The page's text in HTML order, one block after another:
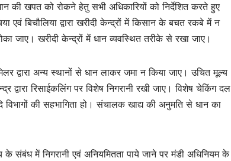
की खपत को रोकने हेतु सभी अधिकारियों को निर्देशित करते हुए
एवं बिचौलिया द्वारा खरीदी केन्द्रों में किसान के बचत रकबे में न
जाए। खरीदी केन्द्रों में धान व्यवस्थित तरीके से रखा जाए।
द्वारा अन्य स्थानों से धान लाकर जमा न किया जाए। उचित मूल्य
रिसाईकलिंग पर विशेष निगरानी रखी जाए। विशेष चेकिंग दल
की सहभागिता हो। संचालक खाद्य की अनुमति से धान का
के संबंध में निगरानी एवं अनियमितता पाये जाने पर मंडी अधिनियम के